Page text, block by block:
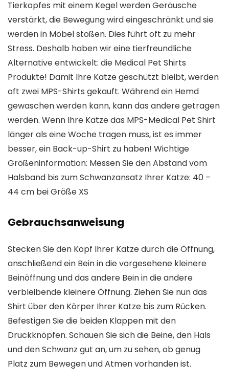
Tierkopfes mit einem Kegel werden Geräusche
verstärkt, die Bewegung wird eingeschränkt und sie
werden in Möbel stoßen. Dies führt oft zu mehr
Stress. Deshalb haben wir eine tierfreundliche
Alternative entwickelt: die Medical Pet Shirts
Produkte! Damit Ihre Katze geschützt bleibt, werden
oft zwei MPS-Shirts gekauft. Während ein Hemd
gewaschen werden kann, kann das andere getragen
werden. Wenn Ihre Katze das MPS-Medical Pet Shirt
länger als eine Woche tragen muss, ist es immer
besser, ein Back-up-Shirt zu haben! Wichtige
Größeninformation: Messen Sie den Abstand vom
Halsband bis zum Schwanzansatz Ihrer Katze: 40 –
44 cm bei Größe XS
Gebrauchsanweisung
Stecken Sie den Kopf Ihrer Katze durch die Öffnung,
anschließend ein Bein in die vorgesehene kleinere
Beinöffnung und das andere Bein in die andere
verbleibende kleinere Öffnung. Ziehen Sie nun das
Shirt über den Körper Ihrer Katze bis zum Rücken.
Befestigen Sie die beiden Klappen mit den
Druckknöpfen. Schauen Sie sich die Beine, den Hals
und den Schwanz gut an, um zu sehen, ob genug
Platz zum Bewegen und Atmen vorhanden ist.